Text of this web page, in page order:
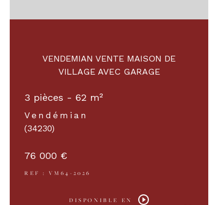
VENDEMIAN VENTE MAISON DE
VILLAGE AVEC GARAGE
3 pièces - 62 m²
Vendémian
(34230)
76 000 €
REF : VM64-2026
DISPONIBLE EN